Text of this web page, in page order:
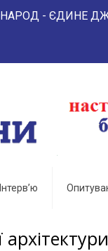
Інтерв’ю